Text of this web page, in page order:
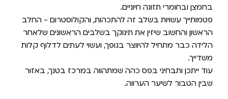
בחמצן ובחומרי תזונה חיוניים.
פטמותייך עשויות בשלב זה להתכהות, והקולוסטרום - החלב
הראשון והחשוב שיזין את תינוקך בשלבים הראשונים שלאחר
הלידה כבר מתחיל להיווצר בגופך, ועשוי לעתים לדלוף קלות
משדייך.
עוד ייתכן ותבחיני בפס כהה שמתהווה במרכז בטנך, באזור
שבין הטבור לשיער הערווה.